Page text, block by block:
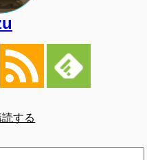
する